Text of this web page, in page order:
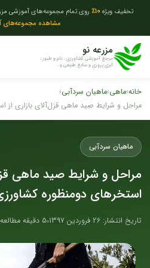
تخفیف ویژه10٪ روی تمام مجموعه‌های آموزشی
مشاهده مجموعه‌های
مزرعه نو
مرجع آموزشی کشاورزی ، دام و طیور ،
آبزی پروری و منابع طبیعی و...
خانه›ماهی›ماهیان سردآبی›
مراحل و شرایط صید ماهی قزل‌آلای بازاری از
ماهیان سردآبی
مراحل و شرایط صید ماهی
استخرهای دومنظوره
تاریخ انتشار: 26 فروردین 1397 5 دقیقه مطالعه